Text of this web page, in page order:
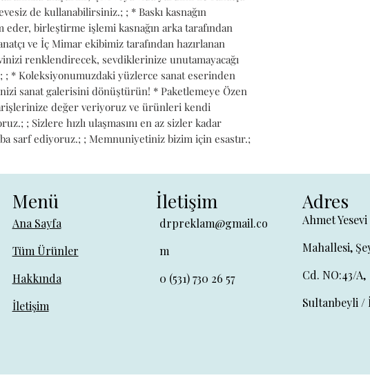
de kullanabilirsiniz.; ; * Baskı kasnağın
eder, birleştirme işlemi kasnağın arka tarafından
ve İç Mimar ekibimiz tarafından hazırlanan
renklendirecek, sevdiklerinize unutamayacağı
; * Koleksiyonumuzdaki yüzlerce sanat eserinden
sanat galerisini dönüştürün! * Paketlemeye Özen
değer veriyoruz ve ürünleri kendi
; Sizlere hızlı ulaşmasını en az sizler kadar
sarf ediyoruz.; ; Memnuniyetiniz bizim için esastır.;
Menü
Ana Sayfa
Tüm Ürünler
Hakkında
İletişim
İletişim
drpreklam@gmail.co
m
0 (531) 730 26 57
Adres
Ahmet Yesevi
Mahallesi,
Cd. NO:43/A,
Sultanbeyli /